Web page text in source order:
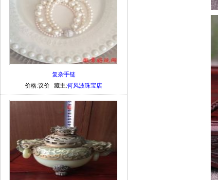
复杂手链
价格:议价 藏主:何风波珠宝店